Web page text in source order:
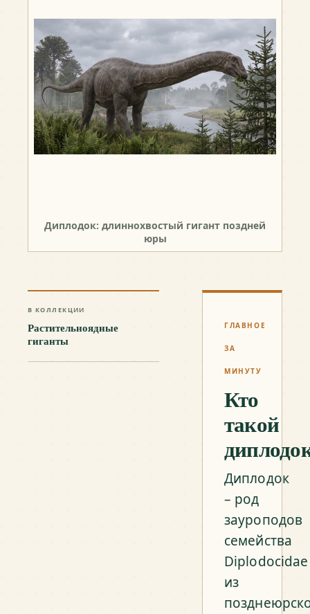
Диплодок: длиннохвостый гигант поздней
юры
В КОЛЛЕКЦИИ
Растительноядные
гиганты
ГЛАВНОЕ
ЗА
МИНУТУ
Кто
такой
Диплодок
– род
зауроподов
семейства
Diplodocidae
из